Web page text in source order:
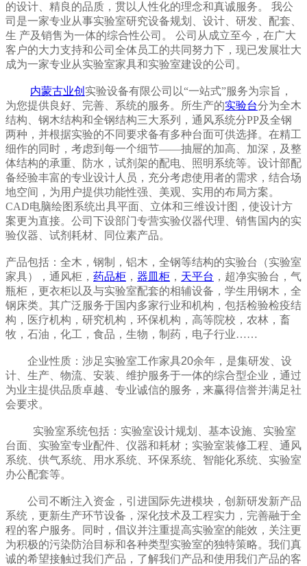
的设计、精良的品质，贯以人性化的理念和真诚服务。 我公
司是一家专业从事实验室研究设备规划、设计、研发、配套、
生 产及销售为一体的综合性公司。 公司从成立至今，在广大
客户的大力支持和公司全体员工的共同努力下，现已发展壮大
成为一家专业从实验室家具和实验室建设的公司。
内蒙古业创 实验设备有限公司以“一站式”服务为宗旨，
为您提供良好、完善、系统的服务。所生产的实验台分为全木
结构、钢木结构和全钢结构三大系列，通风系统分PP及全钢
两种，并根据实验的不同要求备有多种台面可供选择。在精工
细作的同时，考虑到每一个细节——抽屉的加高、加深，及整
体结构的承重、防水，试剂架的配电、照明系统等。设计部配
备经验丰富的专业设计人员，充分考虑使用者的需求，结合场
地空间，为用户提供功能性强、美观、实用的布局方案。
CAD电脑绘图系统出具平面、立体和三维设计图，使设计方
案更为直接。公司下设部门专营实验仪器代理、销售国内的实
验仪器、试剂耗材、同位素产品。
产品包括：全木，钢制，铝木，全钢等结构的实验台（实验室
家具），通风柜， 药品柜 ， 器皿柜 ， 天平台 ，超净实验台，气
瓶柜，更衣柜以及与实验室配套的相辅设备，学生用钢木，全
钢床类。其广泛服务于国内多家行业和机构，包括检验检疫结
构，医疗机构，研究机构，环保机构，高等院校，农林，畜
牧，石油，化工，食品，生物，制药，电子行业……
企业性质：涉足实验室工作家具20余年，是集研发、设
计、生产、物流、安装、维护服务于一体的综合型企业，通过
为业主提供品质卓越、专业诚信的服务，来赢得信誉并满足社
会要求。
实验室系统包括：实验室设计规划、基本设施、实验室
台面、实验室专业配件、仪器和耗材；实验室装修工程、通风
系统、供气系统、用水系统、环保系统、智能化系统、实验室
办公配套等。
公司不断注入资金，引进国际先进模块，创新研发新产品
系统，更新生产环节设备，深化技术及工程实力，完善融于全
程的客户服务。同时，倡议并注重提高实验室的能效，关注更
为积极的污染防治目标和各种类型实验室的独特策略。我们真
诚的希望接触过我们产品，了解我们产品和使用我们产品的客